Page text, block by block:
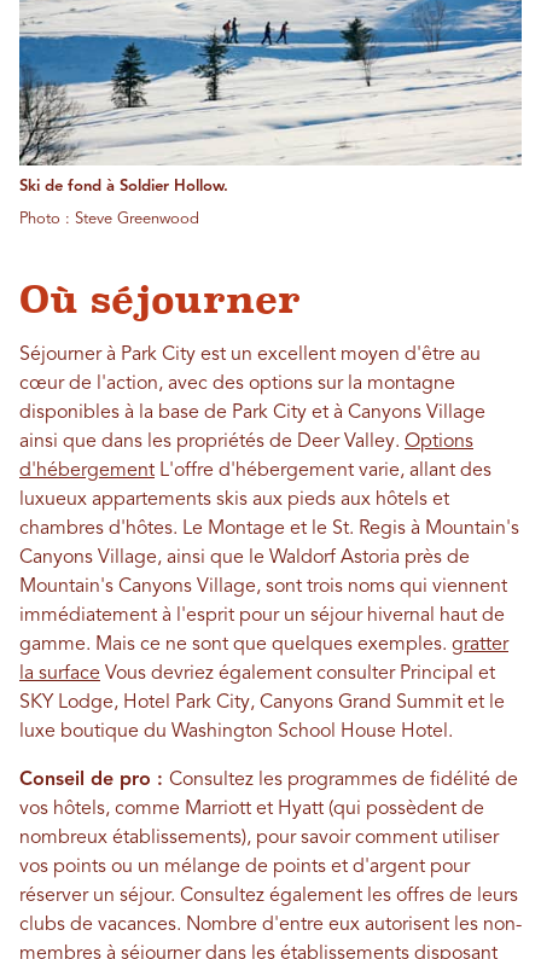
Ski de fond à Soldier Hollow.
Photo : Steve Greenwood
Où séjourner
Séjourner à Park City est un excellent moyen d'être au
cœur de l'action, avec des options sur la montagne
disponibles à la base de Park City et à Canyons Village
ainsi que dans les propriétés de Deer Valley. Options
d'hébergement L'offre d'hébergement varie, allant des
luxueux appartements skis aux pieds aux hôtels et
chambres d'hôtes. Le Montage et le St. Regis à Mountain's
Canyons Village, ainsi que le Waldorf Astoria près de
Mountain's Canyons Village, sont trois noms qui viennent
immédiatement à l'esprit pour un séjour hivernal haut de
gamme. Mais ce ne sont que quelques exemples. gratter
la surface Vous devriez également consulter Principal et
SKY Lodge, Hotel Park City, Canyons Grand Summit et le
luxe boutique du Washington School House Hotel.
Conseil de pro : Consultez les programmes de fidélité de
vos hôtels, comme Marriott et Hyatt (qui possèdent de
nombreux établissements), pour savoir comment utiliser
vos points ou un mélange de points et d'argent pour
réserver un séjour. Consultez également les offres de leurs
clubs de vacances. Nombre d'entre eux autorisent les non-
membres à séjourner dans les établissements disposant